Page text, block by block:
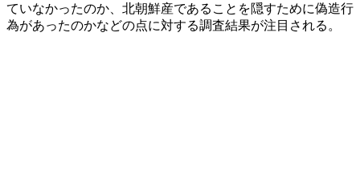
ていなかったのか、北朝鮮産であることを隠すために偽造行
為があったのかなどの点に対する調査結果が注目される。